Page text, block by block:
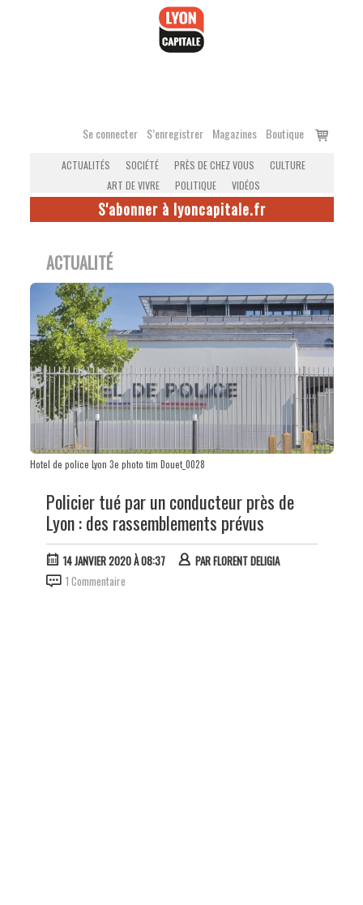
Se connecter S’enregistrer Magazines Boutique
Voir
ACTUALITÉS SOCIÉTÉ PRÈS DE CHEZ VOUS
CULTURE
ART DE VIVRE
POLITIQUE VIDÉOS
S'abonner à lyoncapitale.fr
ACTUALITÉ
Hotel de police Lyon 3e photo tim Douet_0028
Policier tué par un conducteur près de
Lyon : des rassemblements prévus
14 JANVIER 2020 À 08:37 PARFLORENT DELIGIA
1 Commentaire